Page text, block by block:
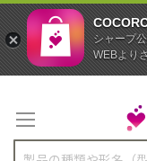
テ
ン
ツ
シャープ
WEBより